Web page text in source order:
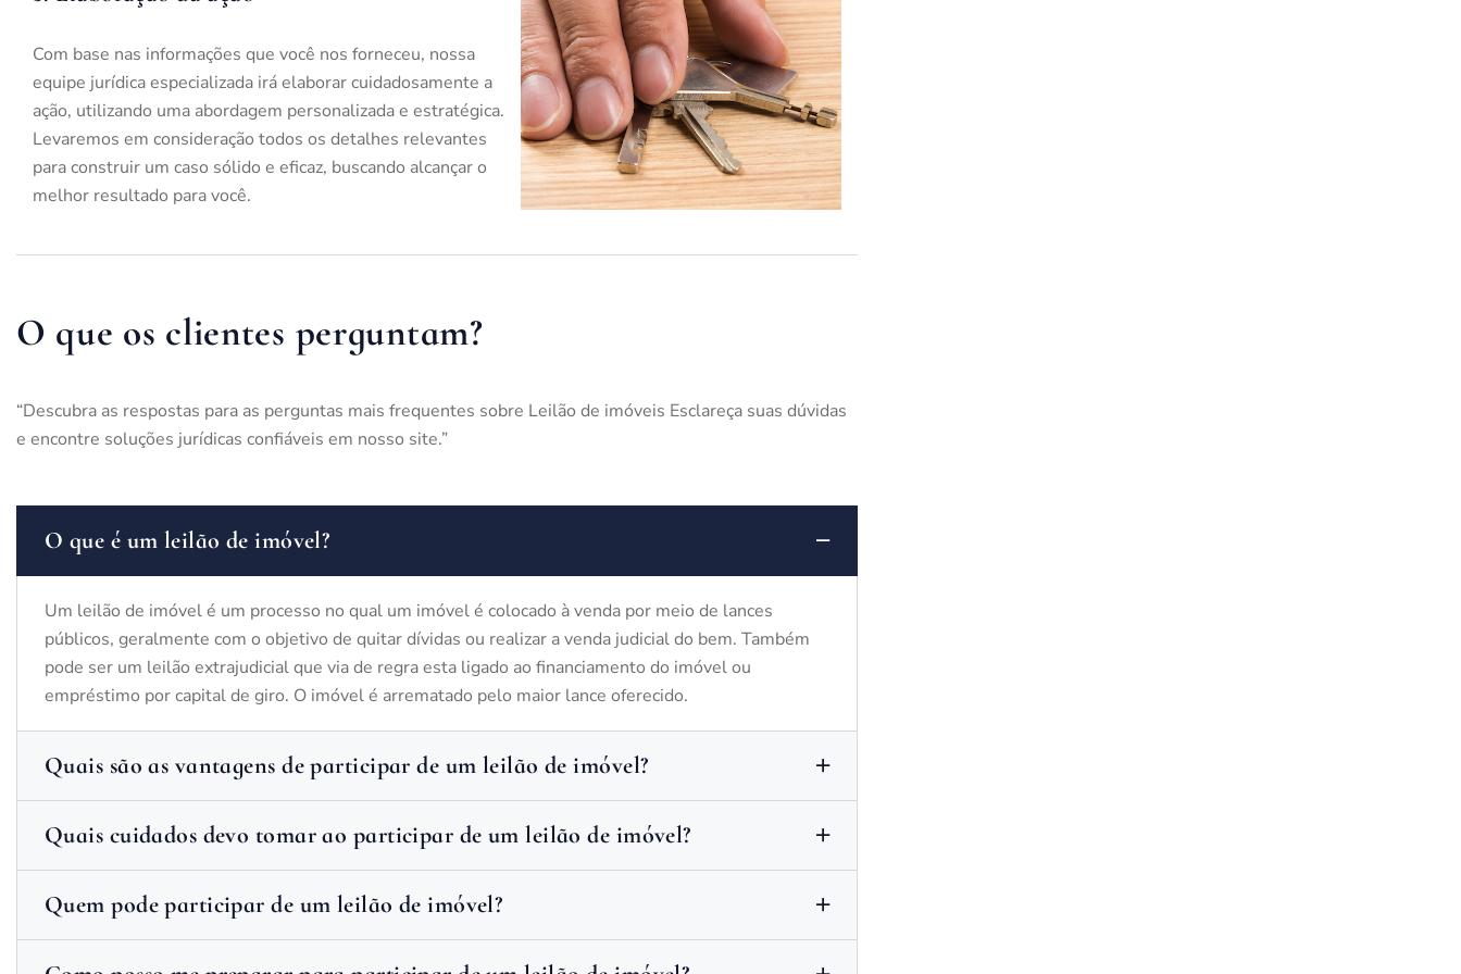
Com base nas informações que você nos forneceu, nossa
equipe jurídica especializada irá elaborar cuidadosamente a
ação, utilizando uma abordagem personalizada e estratégica.
Levaremos em consideração todos os detalhes relevantes
para construir um caso sólido e eficaz, buscando alcançar o
melhor resultado para você.
O que os clientes perguntam?
“Descubra as respostas para as perguntas mais frequentes sobre Leilão de imóveis Esclareça suas dúvidas
e encontre soluções jurídicas confiáveis em nosso site.”
O que é um leilão de imóvel?
Um leilão de imóvel é um processo no qual um imóvel é colocado à venda por meio de lances
públicos, geralmente com o objetivo de quitar dívidas ou realizar a venda judicial do bem. Também
pode ser um leilão extrajudicial que via de regra esta ligado ao financiamento do imóvel ou
empréstimo por capital de giro. O imóvel é arrematado pelo maior lance oferecido.
Quais são as vantagens de participar de um leilão de imóvel?
Quais cuidados devo tomar ao participar de um leilão de imóvel?
Quem pode participar de um leilão de imóvel?